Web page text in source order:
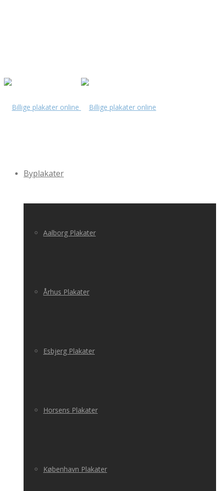
Byplakater
Aalborg Plakater
Århus Plakater
Esbjerg Plakater
Horsens Plakater
København Plakater